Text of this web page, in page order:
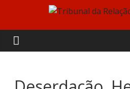
content
Tribunal
da